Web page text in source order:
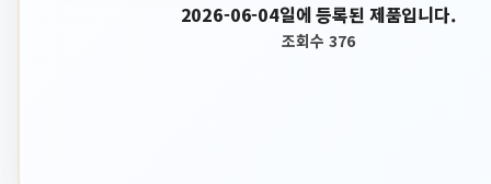
2026-06-04일에 등록된 제품입니다.
조회수 376